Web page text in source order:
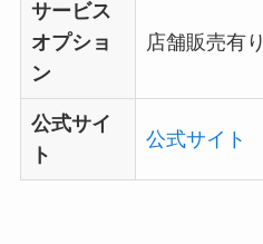
サービス
オプショ
ン
店舗販売有り
公式サイ
ト
公式サイト